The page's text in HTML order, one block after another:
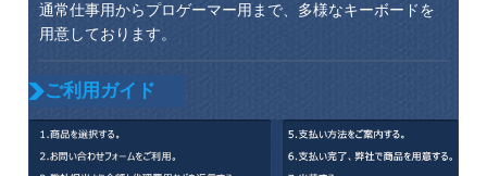
通常仕事用からプロゲーマー用まで、多様なキーボードを
用意しております。
ご利用ガイド